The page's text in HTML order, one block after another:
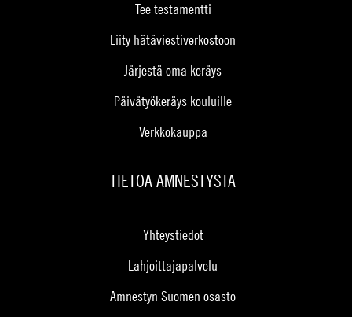
Tee testamentti
Liity hätäviestiverkostoon
Järjestä oma keräys
Päivätyökeräys kouluille
Verkkokauppa
TIETOA AMNESTYSTA
Yhteystiedot
Lahjoittajapalvelu
Amnestyn Suomen osasto